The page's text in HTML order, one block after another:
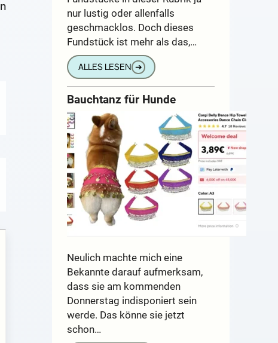
nur lustig oder allenfalls
geschmacklos. Doch dieses
Fundstück ist mehr als das,…
ALLES LESEN ➔
Bauchtanz für Hunde
Neulich machte mich eine
Bekannte darauf aufmerksam,
dass sie am kommenden
Donnerstag indisponiert sein
werde. Das könne sie jetzt
schon…